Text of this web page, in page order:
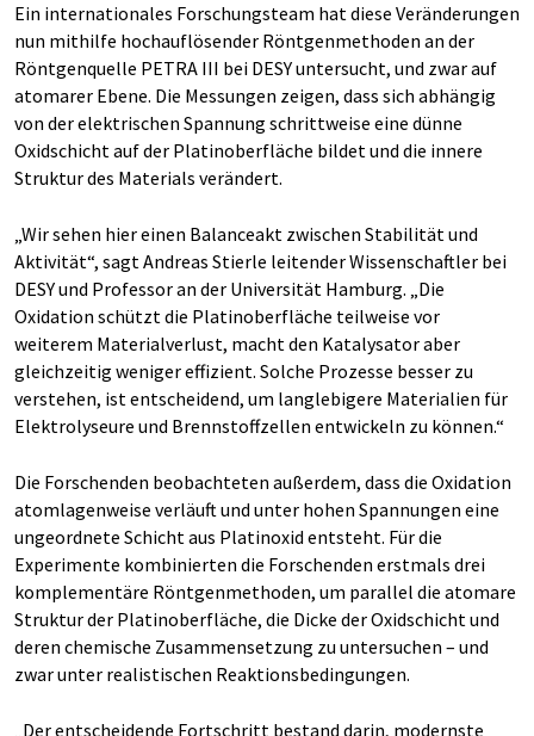
Ein internationales Forschungsteam hat diese Veränderungen
nun mithilfe hochauflösender Röntgenmethoden an der
Röntgenquelle PETRA III bei DESY untersucht, und zwar auf
atomarer Ebene. Die Messungen zeigen, dass sich abhängig
von der elektrischen Spannung schrittweise eine dünne
Oxidschicht auf der Platinoberfläche bildet und die innere
Struktur des Materials verändert.
„Wir sehen hier einen Balanceakt zwischen Stabilität und
Aktivität“, sagt Andreas Stierle leitender Wissenschaftler bei
DESY und Professor an der Universität Hamburg. „Die
Oxidation schützt die Platinoberfläche teilweise vor
weiterem Materialverlust, macht den Katalysator aber
gleichzeitig weniger effizient. Solche Prozesse besser zu
verstehen, ist entscheidend, um langlebigere Materialien für
Elektrolyseure und Brennstoffzellen entwickeln zu können.“
Die Forschenden beobachteten außerdem, dass die Oxidation
atomlagenweise verläuft und unter hohen Spannungen eine
ungeordnete Schicht aus Platinoxid entsteht. Für die
Experimente kombinierten die Forschenden erstmals drei
komplementäre Röntgenmethoden, um parallel die atomare
Struktur der Platinoberfläche, die Dicke der Oxidschicht und
deren chemische Zusammensetzung zu untersuchen – und
zwar unter realistischen Reaktionsbedingungen.
„Der entscheidende Fortschritt bestand darin, modernste